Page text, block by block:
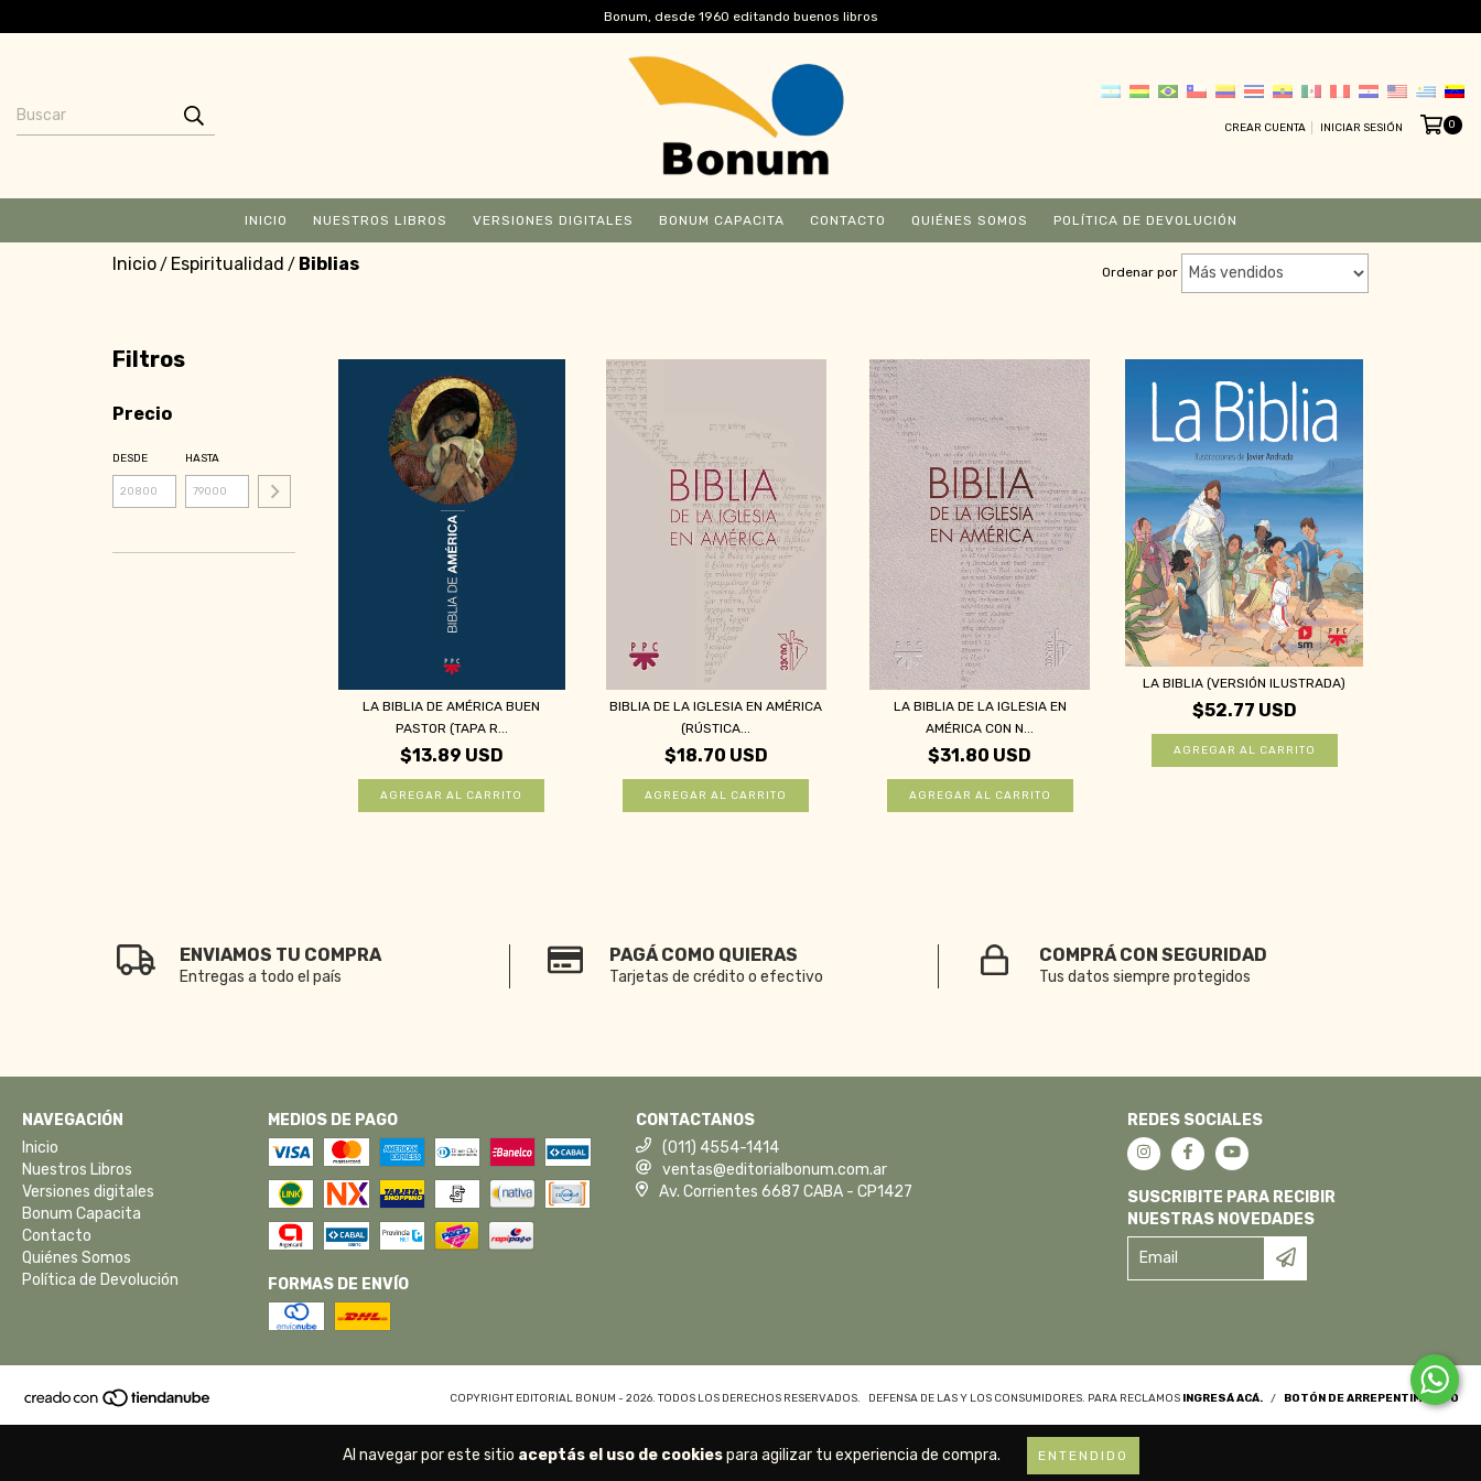
Al navegar por este sitio aceptás el uso de cookiespara agilizar tu experiencia de compra. ENTENDIDO
Bonum, desde 1960 editando buenos libros
CREAR CUENTA INICIAR SESIÓN 0
INICIO NUESTROS LIBROS VERSIONES DIGITALES BONUM CAPACITA CONTACTO QUIÉNES SOMOS POLÍTICA DE DEVOLUCIÓN
Inicio/ Espiritualidad / Biblias Ordenar por
Filtros
Precio
DESDE HASTA
LA BIBLIA DE AMÉRICA BUEN
PASTOR (TAPA R...
$13.89 USD
BIBLIA DE LA IGLESIA EN AMÉRICA
(RÚSTICA...
$18.70 USD
LA BIBLIA DE LA IGLESIA EN
AMÉRICA CON N...
$31.80 USD
LA BIBLIA (VERSIÓN ILUSTRADA)
$52.77 USD
ENVIAMOS TU COMPRA
Entregas a todo el país
PAGÁ COMO QUIERAS
Tarjetas de crédito o efectivo
COMPRÁ CON SEGURIDAD
Tus datos siempre protegidos
NAVEGACIÓN
Inicio
Nuestros Libros
Versiones digitales
Bonum Capacita
Contacto
Quiénes Somos
Política de Devolución
MEDIOS DE PAGO
FORMAS DE ENVÍO
CONTACTANOS
(011) 4554-1414
ventas@editorialbonum.com.ar
Av. Corrientes 6687 CABA - CP1427
REDES SOCIALES
SUSCRIBITE PARA RECIBIR
NUESTRAS NOVEDADES
COPYRIGHT EDITORIAL BONUM - 2026. TODOS LOS DERECHOS RESERVADOS. DEFENSA DE LAS Y LOS CONSUMIDORES. PARA RECLAMOS INGRESÁ ACÁ. / BOTÓN DE ARREPENTIMIENTO